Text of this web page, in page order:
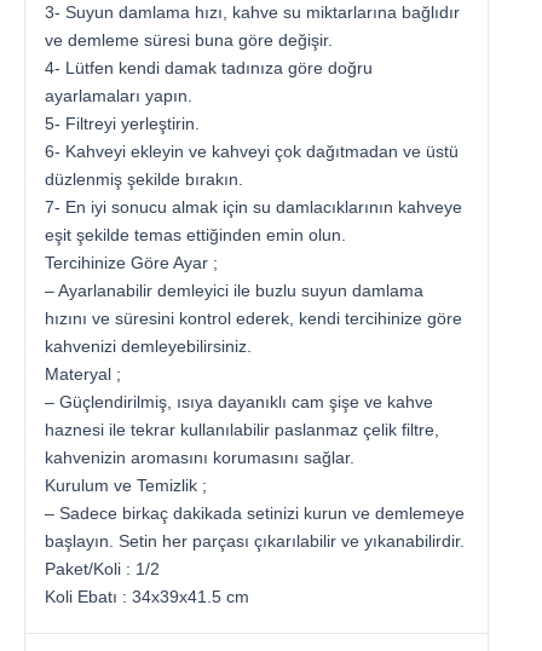
3- Suyun damlama hızı, kahve su miktarlarına bağlıdır
ve demleme süresi buna göre değişir.
4- Lütfen kendi damak tadınıza göre doğru
ayarlamaları yapın.
5- Filtreyi yerleştirin.
6- Kahveyi ekleyin ve kahveyi çok dağıtmadan ve üstü
düzlenmiş şekilde bırakın.
7- En iyi sonucu almak için su damlacıklarının kahveye
eşit şekilde temas ettiğinden emin olun.
Tercihinize Göre Ayar ;
– Ayarlanabilir demleyici ile buzlu suyun damlama
hızını ve süresini kontrol ederek, kendi tercihinize göre
kahvenizi demleyebilirsiniz.
Materyal ;
– Güçlendirilmiş, ısıya dayanıklı cam şişe ve kahve
haznesi ile tekrar kullanılabilir paslanmaz çelik filtre,
kahvenizin aromasını korumasını sağlar.
Kurulum ve Temizlik ;
– Sadece birkaç dakikada setinizi kurun ve demlemeye
başlayın. Setin her parçası çıkarılabilir ve yıkanabilirdir.
Paket/Koli : 1/2
Koli Ebatı : 34x39x41.5 cm